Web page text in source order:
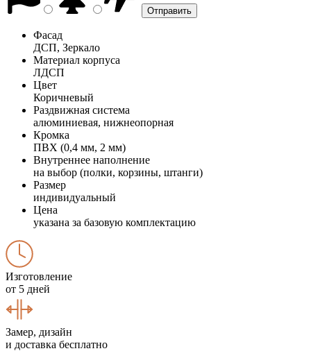
Фасад
ДСП, Зеркало
Материал корпуса
ЛДСП
Цвет
Коричневый
Раздвижная система
алюминиевая, нижнеопорная
Кромка
ПВХ (0,4 мм, 2 мм)
Внутреннее наполнение
на выбор (полки, корзины, штанги)
Размер
индивидуальный
Цена
указана за базовую комплектацию
Изготовление
от 5 дней
Замер, дизайн
и доставка бесплатно